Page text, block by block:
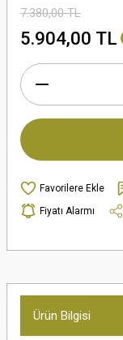
7.380,00 TL
5.904,00 TL
Fiyatı Alarmı
Ürün Bilgisi